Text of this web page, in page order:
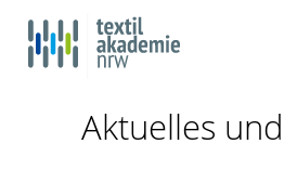
Aktuelles